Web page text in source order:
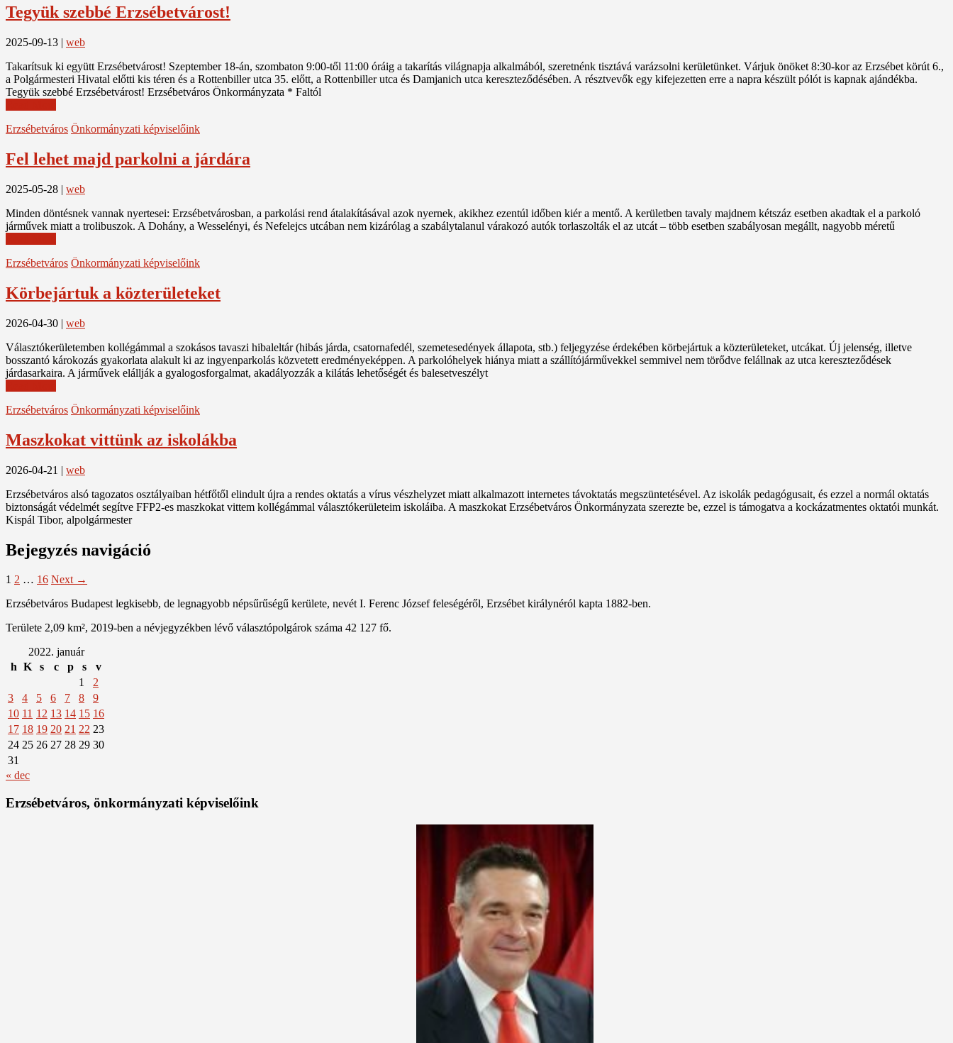
Tegyük szebbé Erzsébetvárost!
2025-09-13 | web
Takarítsuk ki együtt Erzsébetvárost! Szeptember 18-án, szombaton 9:00-től 11:00 óráig a takarítás világnapja alkalmából, szeretnénk tisztává varázsolni kerületünket. Várjuk önöket 8:30-kor az Erzsébet körút 6.,
a Polgármesteri Hivatal előtti kis téren és a Rottenbiller utca 35. előtt, a Rottenbiller utca és Damjanich utca kereszteződésében. A résztvevők egy kifejezetten erre a napra készült pólót is kapnak ajándékba.
Tegyük szebbé Erzsébetvárost! Erzsébetváros Önkormányzata * Faltól
Erzsébetváros Önkormányzati képviselőink
Fel lehet majd parkolni a járdára
2025-05-28 | web
Minden döntésnek vannak nyertesei: Erzsébetvárosban, a parkolási rend átalakításával azok nyernek, akikhez ezentúl időben kiér a mentő. A kerületben tavaly majdnem kétszáz esetben akadtak el a parkoló
járművek miatt a trolibuszok. A Dohány, a Wesselényi, és Nefelejcs utcában nem kizárólag a szabálytalanul várakozó autók torlaszolták el az utcát – több esetben szabályosan megállt, nagyobb méretű
Erzsébetváros Önkormányzati képviselőink
Körbejártuk a közterületeket
2026-04-30 | web
Választókerületemben kollégámmal a szokásos tavaszi hibaleltár (hibás járda, csatornafedél, szemetesedények állapota, stb.) feljegyzése érdekében körbejártuk a közterületeket, utcákat. Új jelenség, illetve
bosszantó károkozás gyakorlata alakult ki az ingyenparkolás közvetett eredményeképpen. A parkolóhelyek hiánya miatt a szállítójárművekkel semmivel nem törődve felállnak az utca kereszteződések
járdasarkaira. A járművek elállják a gyalogosforgalmat, akadályozzák a kilátás lehetőségét és balesetveszélyt
Erzsébetváros Önkormányzati képviselőink
Maszkokat vittünk az iskolákba
2026-04-21 | web
Erzsébetváros alsó tagozatos osztályaiban hétfőtől elindult újra a rendes oktatás a vírus vészhelyzet miatt alkalmazott internetes távoktatás megszüntetésével. Az iskolák pedagógusait, és ezzel a normál oktatás
biztonságát védelmét segítve FFP2-es maszkokat vittem kollégámmal választókerületeim iskoláiba. A maszkokat Erzsébetváros Önkormányzata szerezte be, ezzel is támogatva a kockázatmentes oktatói munkát.
Kispál Tibor, alpolgármester
Bejegyzés navigáció
1 2 … 16 Next →
Erzsébetváros Budapest legkisebb, de legnagyobb népsűrűségű kerülete, nevét I. Ferenc József feleségéről, Erzsébet királynéról kapta 1882-ben.
Területe 2,09 km², 2019-ben a névjegyzékben lévő választópolgárok száma 42 127 fő.
2022. január
h K s c p s
v
1
2
3
4 5 6 7 8
9
10 11 12 13 14 15 16
17 18 19 20 21 22 23
24 25 26 27 28 29 30
31
« dec
Erzsébetváros, önkormányzati képviselőink